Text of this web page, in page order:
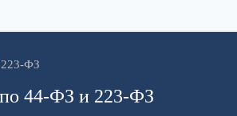
223-ФЗ
44-ФЗ и 223-ФЗ